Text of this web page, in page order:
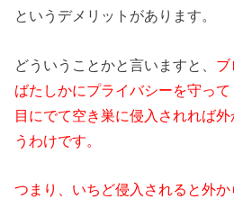
というデメリットがあります。
どういうことかと言いますと、 ブ
ばたしかにプライバシーを守っ
目にでて空き巣に侵入されれば
うわけです。
つまり、いちど侵入されると外